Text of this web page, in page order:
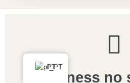
Blooness no
PT